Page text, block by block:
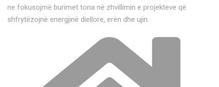
ne fokusojmë burimet tona në zhvillimin e projekteve që
shfrytëzojnë energjinë diellore, erën dhe ujin.